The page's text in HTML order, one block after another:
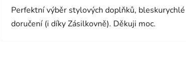
Perfektní výběr stylových doplňků, bleskurychlé
doručení (i díky Zásilkovně). Děkuji moc.